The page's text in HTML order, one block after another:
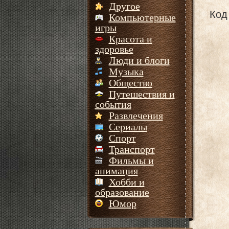
Другое
Компьютерные
игры
Красота и
здоровье
Люди и блоги
Музыка
Общество
Путешествия и
события
Развлечения
Сериалы
Спорт
Транспорт
Фильмы и
анимация
Хобби и
образование
Юмор